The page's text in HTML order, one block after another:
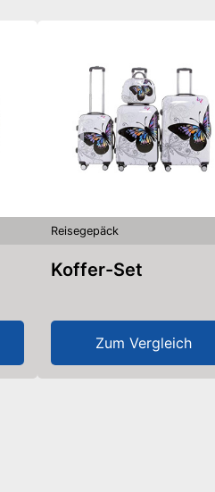
Reisegepäck
Koffer-Set
Zum Vergleich